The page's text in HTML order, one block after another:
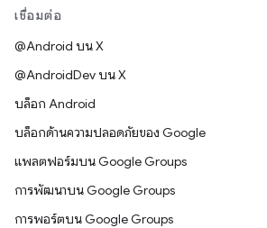
เชื่อมต่อ
@Android บน X
@AndroidDev บน X
บล็อก Android
บล็อกด้านความปลอดภัยของ Google
แพลตฟอร์มบน Google Groups
การพัฒนาบน Google Groups
การพอร์ตบน Google Groups